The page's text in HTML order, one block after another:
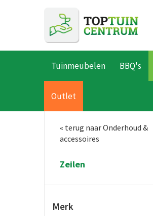
Home Producten
Tuinmeubelen BBQ's
Outlet
« terug naar Onderhoud &
accessoires
Zeilen
Merk